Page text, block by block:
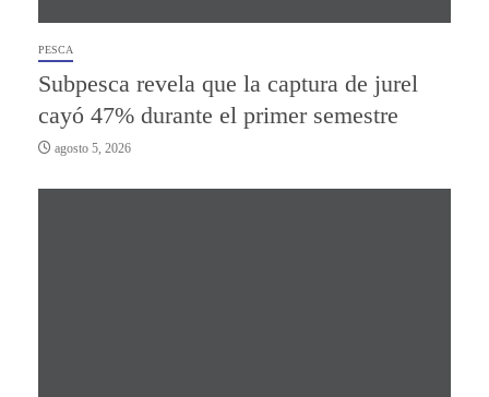
PESCA
Subpesca revela que la captura de jurel
cayó 47% durante el primer semestre
agosto 5, 2026